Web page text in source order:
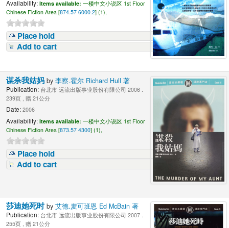
Availability: Items available: 一楼中文小说区 1st Floor
Chinese Fiction Area [874.57 6000.2] (1),
Place hold
Add to cart
谋杀我姑妈by李察.霍尔 Richard Hull 著
Publication: 台北市 远流出版事业股份有限公司 2006 .
239页 , 赠 21公分
Date: 2006
Availability: Items available: 一楼中文小说区 1st Floor
Chinese Fiction Area [873.57 4300] (1),
Place hold
Add to cart
莎迪她死时by艾德.麦可班恩 Ed McBain 著
Publication: 台北市 远流出版事业股份有限公司 2007 .
255页 , 赠 21公分